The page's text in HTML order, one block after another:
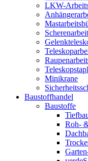
LKW-
Minikrane
Baustoffhandel
Baustoffe
Roh-